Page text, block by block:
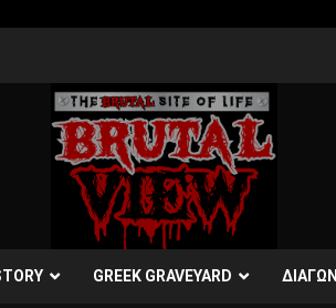
GREEK GRAVEYARD